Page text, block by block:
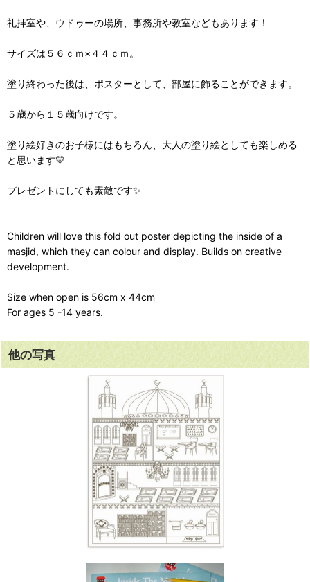
礼拝室や、ウドゥーの場所、事務所や教室などもあります！
サイズは５６ｃｍ×４４ｃｍ。
塗り終わった後は、ポスターとして、部屋に飾ることができます。
５歳から１５歳向けです。
塗り絵好きのお子様にはもちろん、大人の塗り絵としても楽しめる
と思います💛
プレゼントにしても素敵です✨
Children will love this fold out poster depicting the inside of a
masjid, which they can colour and display. Builds on creative
development.
Size when open is 56cm x 44cm
For ages 5 -14 years.
他の写真